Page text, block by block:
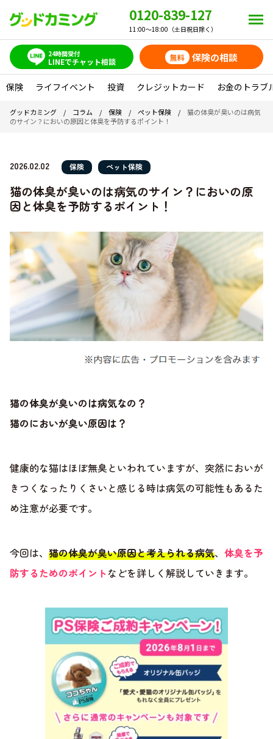
0120-839-127
11:00～18:00（土日祝日除く）
24時間受付
LINEでチャット相談 無料 保険の相談
保険 ライフイベント 投資 クレジットカード お金のトラブ
グッドカミング / コラム / 保険 / ペット保険 / 猫の体臭が臭いのは病気
のサイン？においの原因と体臭を予防するポイント！
2026.02.02 保険 ペット保険
猫の体臭が臭いのは病気のサイン？においの原
因と体臭を予防するポイント！
猫の体臭が臭いのは病気なの？
猫のにおいが臭い原因は？
健康的な猫はほぼ無臭といわれていますが、突然においが
きつくなったりくさいと感じる時は病気の可能性もあるた
め注意が必要です。
今回は、 猫の体臭が臭い原因と考えられる病気、 体臭を予
防するためのポイントなどを詳しく解説していきます。